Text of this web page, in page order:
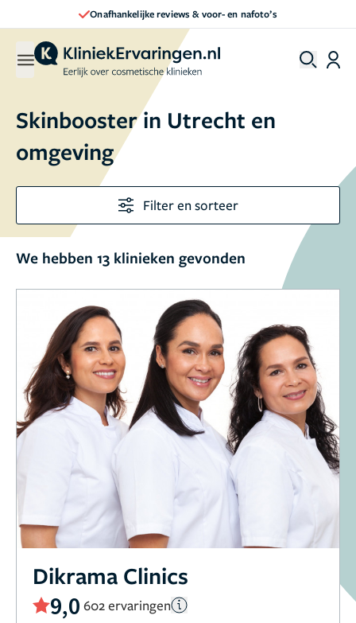
Direct een afspraak maken
Skinbooster in Utrecht en
omgeving
Filter en sorteer
We hebben 13 klinieken gevonden
Dikrama Clinics
9,0 602 ervaringen